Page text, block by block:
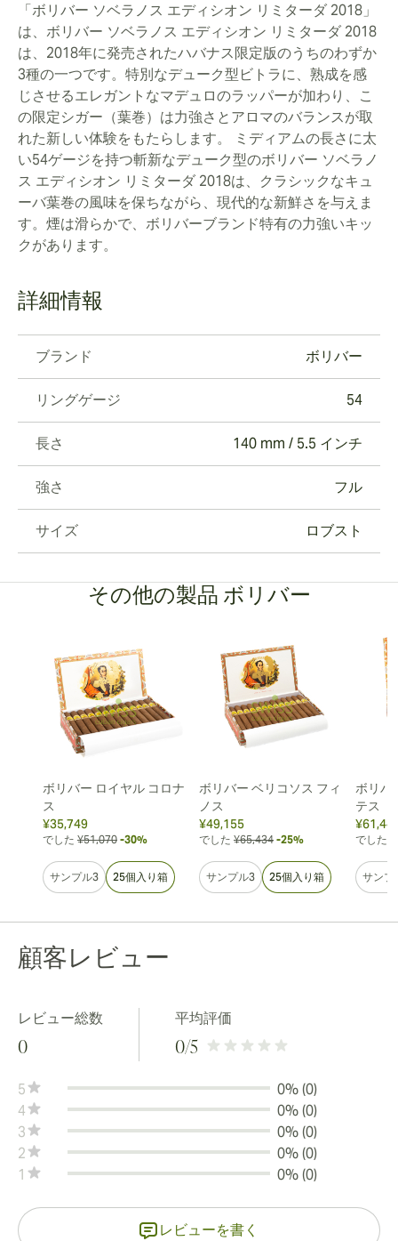
「ボリバー ソベラノス エディシオン リミターダ 2018」
は、ボリバー ソベラノス エディシオン リミターダ 2018
は、2018年に発売されたハバナス限定版のうちのわずか
3種の一つです。特別なデューク型ビトラに、熟成を感
じさせるエレガントなマデュロのラッパーが加わり、こ
の限定シガー（葉巻）は力強さとアロマのバランスが取
れた新しい体験をもたらします。 ミディアムの長さに太
い54ゲージを持つ斬新なデューク型のボリバー ソベラノ
ス エディシオン リミターダ 2018は、クラシックなキュ
ーバ葉巻の風味を保ちながら、現代的な新鮮さを与えま
す。煙は滑らかで、ボリバーブランド特有の力強いキッ
クがあります。
詳細情報
ブランド ボリバー
リングゲージ 54
長さ 140 mm / 5.5 インチ
強さ フル
サイズ ロブスト
その他の製品 ボリバー
ボリバー ロイヤル コロナ
ス
¥35,749
でした ¥51,070 -30%
サンプル3 25個入り箱
ボリバー ベリコソス フィ
ノス
¥49,155
でした ¥65,434 -25%
サンプル3 25個入り箱
ボリバ
テス
でした
サンプ
顧客レビュー
レビュー総数
0
平均評価
0/5
5
0% (0)
4
0% (0)
3
0% (0)
2
0% (0)
1
0% (0)
レビューを書く